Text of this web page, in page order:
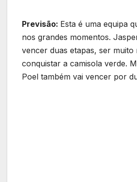
Previsão: Esta é uma equipa
nos grandes momentos.
vencer duas etapas, ser muito
conquistar a camisola verde.
Poel também vai vencer por